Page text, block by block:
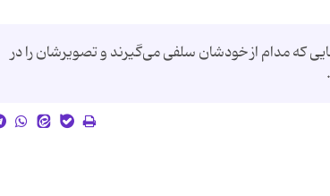
که مدام از خودشان سلفی می‌گیرند و تصویرشان را در